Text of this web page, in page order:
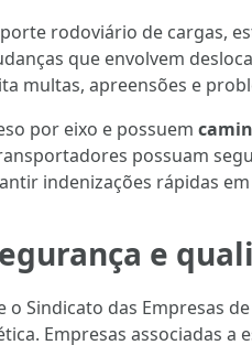
rodoviário de cargas,
que envolvem
multas, apreensões e
por eixo e possuem
possuam
indenizações rápidas
e
o Sindicato das Empresas
Empresas associadas a